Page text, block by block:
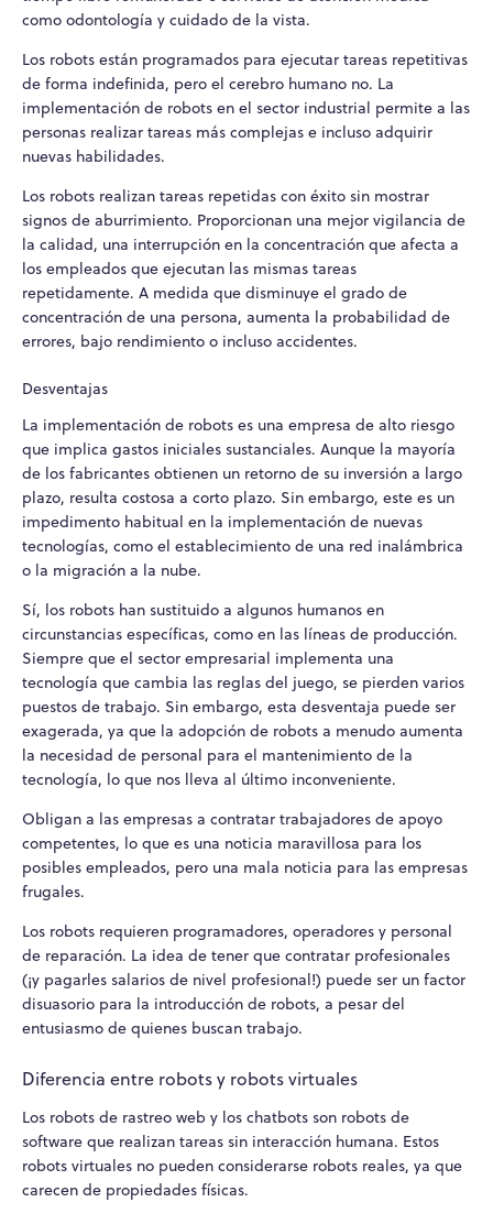
como odontología y cuidado de la vista.
Los robots están programados para ejecutar tareas repetitivas
de forma indefinida, pero el cerebro humano no. La
implementación de robots en el sector industrial permite a las
personas realizar tareas más complejas e incluso adquirir
nuevas habilidades.
Los robots realizan tareas repetidas con éxito sin mostrar
signos de aburrimiento. Proporcionan una mejor vigilancia de
la calidad, una interrupción en la concentración que afecta a
los empleados que ejecutan las mismas tareas
repetidamente. A medida que disminuye el grado de
concentración de una persona, aumenta la probabilidad de
errores, bajo rendimiento o incluso accidentes.
Desventajas
La implementación de robots es una empresa de alto riesgo
que implica gastos iniciales sustanciales. Aunque la mayoría
de los fabricantes obtienen un retorno de su inversión a largo
plazo, resulta costosa a corto plazo. Sin embargo, este es un
impedimento habitual en la implementación de nuevas
tecnologías, como el establecimiento de una red inalámbrica
o la migración a la nube.
Sí, los robots han sustituido a algunos humanos en
circunstancias específicas, como en las líneas de producción.
Siempre que el sector empresarial implementa una
tecnología que cambia las reglas del juego, se pierden varios
puestos de trabajo. Sin embargo, esta desventaja puede ser
exagerada, ya que la adopción de robots a menudo aumenta
la necesidad de personal para el mantenimiento de la
tecnología, lo que nos lleva al último inconveniente.
Obligan a las empresas a contratar trabajadores de apoyo
competentes, lo que es una noticia maravillosa para los
posibles empleados, pero una mala noticia para las empresas
frugales.
Los robots requieren programadores, operadores y personal
de reparación. La idea de tener que contratar profesionales
(¡y pagarles salarios de nivel profesional!) puede ser un factor
disuasorio para la introducción de robots, a pesar del
entusiasmo de quienes buscan trabajo.
Diferencia entre robots y robots virtuales
Los robots de rastreo web y los chatbots son robots de
software que realizan tareas sin interacción humana. Estos
robots virtuales no pueden considerarse robots reales, ya que
carecen de propiedades físicas.